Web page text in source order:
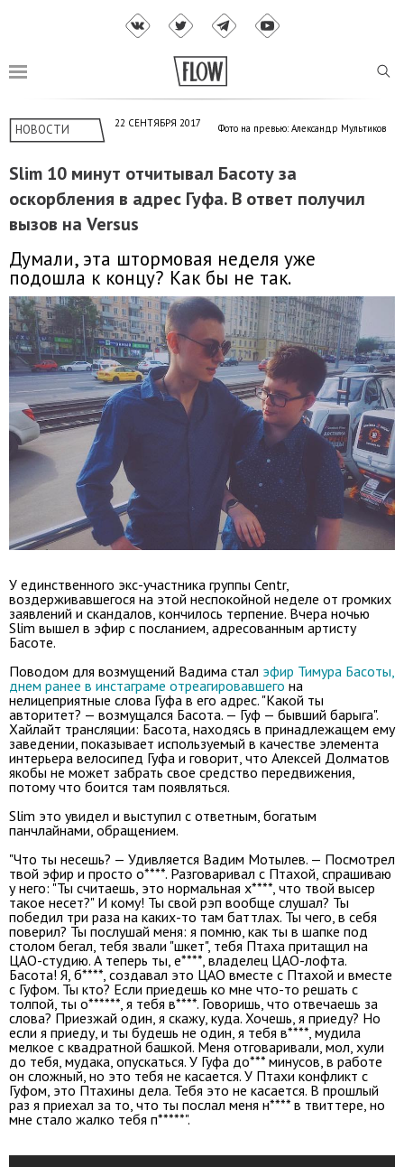
НОВОСТИ 22 СЕНТЯБРЯ 2017 Фото на превью: Александр Мультиков
Slim 10 минут отчитывал Басоту за
оскорбления в адрес Гуфа. В ответ получил
вызов на Versus
Думали, эта штормовая неделя уже
подошла к концу? Как бы не так.
У единственного экс-участника группы Centr,
воздерживавшегося на этой неспокойной неделе от громких
заявлений и скандалов, кончилось терпение. Вчера ночью
Slim вышел в эфир с посланием, адресованным артисту
Басоте.
Поводом для возмущений Вадима стал эфир Тимура Басоты,
днем ранее в инстаграме отреагировавшегона
нелицеприятные слова Гуфа в его адрес. "Какой ты
авторитет? — возмущался Басота. — Гуф — бывший барыга".
Хайлайт трансляции: Басота, находясь в принадлежащем ему
заведении, показывает используемый в качестве элемента
интерьера велосипед Гуфа и говорит, что Алексей Долматов
якобы не может забрать свое средство передвижения,
потому что боится там появляться.
Slim это увидел и выступил с ответным, богатым
панчлайнами, обращением.
"Что ты несешь? — Удивляется Вадим Мотылев. — Посмотрел
твой эфир и просто о****. Разговаривал с Птахой, спрашиваю
у него: "Ты считаешь, это нормальная х****, что твой высер
такое несет?" И кому! Ты свой рэп вообще слушал? Ты
победил три раза на каких-то там баттлах. Ты чего, в себя
поверил? Ты послушай меня: я помню, как ты в шапке под
столом бегал, тебя звали "шкет", тебя Птаха притащил на
ЦАО-студию. А теперь ты, е****, владелец ЦАО-лофта.
Басота! Я, б****, создавал это ЦАО вместе с Птахой и вместе
с Гуфом. Ты кто? Если приедешь ко мне что-то решать с
толпой, ты о******, я тебя в****. Говоришь, что отвечаешь за
слова? Приезжай один, я скажу, куда. Хочешь, я приеду? Но
если я приеду, и ты будешь не один, я тебя в****, мудила
мелкое с квадратной башкой. Меня отговаривали, мол, хули
до тебя, мудака, опускаться. У Гуфа до*** минусов, в работе
он сложный, но это тебя не касается. У Птахи конфликт с
Гуфом, это Птахины дела. Тебя это не касается. В прошлый
раз я приехал за то, что ты послал меня н**** в твиттере, но
мне стало жалко тебя п*****".